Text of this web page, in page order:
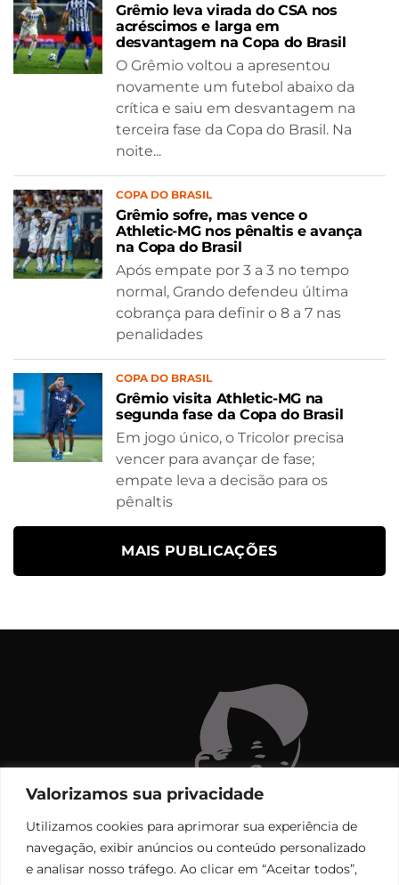
Valorizamos sua privacidade
Utilizamos cookies para aprimorar sua experiência de
navegação, exibir anúncios ou conteúdo personalizado
e analisar nosso tráfego. Ao clicar em “Aceitar todos”,
Grêmio leva virada do CSA nos
acréscimos e larga em
desvantagem na Copa do Brasil
O Grêmio voltou a apresentou
novamente um futebol abaixo da
crítica e saiu em desvantagem na
terceira fase da Copa do Brasil. Na
noite...
COPA DO BRASIL
Grêmio sofre, mas vence o
Athletic-MG nos pênaltis e avança
na Copa do Brasil
Após empate por 3 a 3 no tempo
normal, Grando defendeu última
cobrança para definir o 8 a 7 nas
penalidades
COPA DO BRASIL
Grêmio visita Athletic-MG na
segunda fase da Copa do Brasil
Em jogo único, o Tricolor precisa
vencer para avançar de fase;
empate leva a decisão para os
pênaltis
MAIS PUBLICAÇÕES